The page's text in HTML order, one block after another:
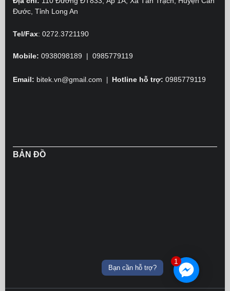
Đước, Tỉnh Long An
Tel/Fax: 0272.3721190
Mobile: 0938098189 | 0985779119
Email: bitek.vn@gmail.com Hotline hỗ trợ: 0985779119
BẢN ĐỒ
1
Bạn cần hỗ trợ?